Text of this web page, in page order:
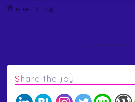
HOME ソ連
Share the joy